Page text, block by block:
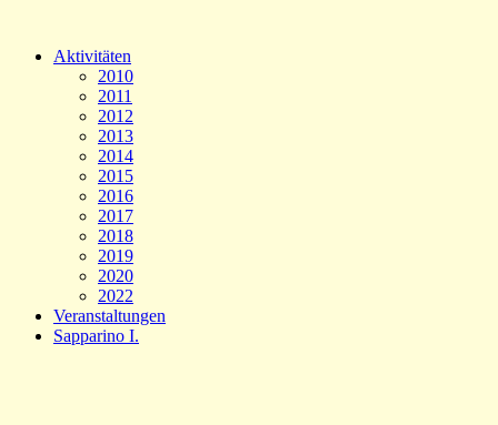
Aktivitäten
2010
2011
2012
2013
2014
2015
2016
2017
2018
2019
2020
2022
Veranstaltungen
Sapparino I.